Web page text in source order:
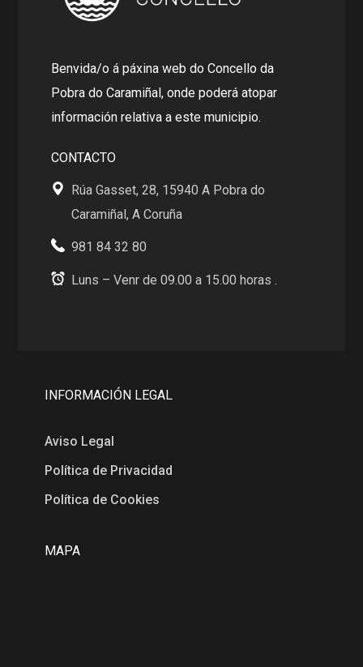
Benvida/o á páxina web do Concello da
Pobra do Caramiñal, onde poderá atopar
información relativa a este municipio.
CONTACTO
Rúa Gasset, 28, 15940 A Pobra do
Caramiñal, A Coruña
981 84 32 80
Luns – Venr de 09.00 a 15.00 horas .
INFORMACIÓN LEGAL
Aviso Legal
Política de Privacidad
Política de Cookies
MAPA